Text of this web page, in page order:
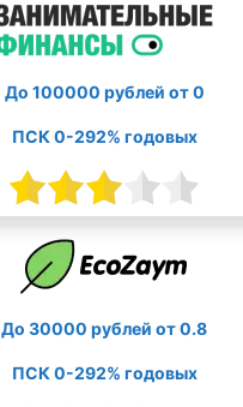
До 100000 рублей от 0
ПСК 0-292% годовых
До 30000 рублей от 0.8
ПСК 0-292% годовых